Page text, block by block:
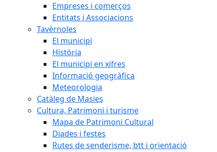
Empreses i comerços
Entitats i Associacions
Tavèrnoles
El municipi
Història
El municipi en xifres
Informació geogràfica
Meteorologia
Catàleg de Masies
Cultura, Patrimoni i turisme
Mapa de Patrimoni Cultural
Diades i festes
Rutes de senderisme, btt i orientació